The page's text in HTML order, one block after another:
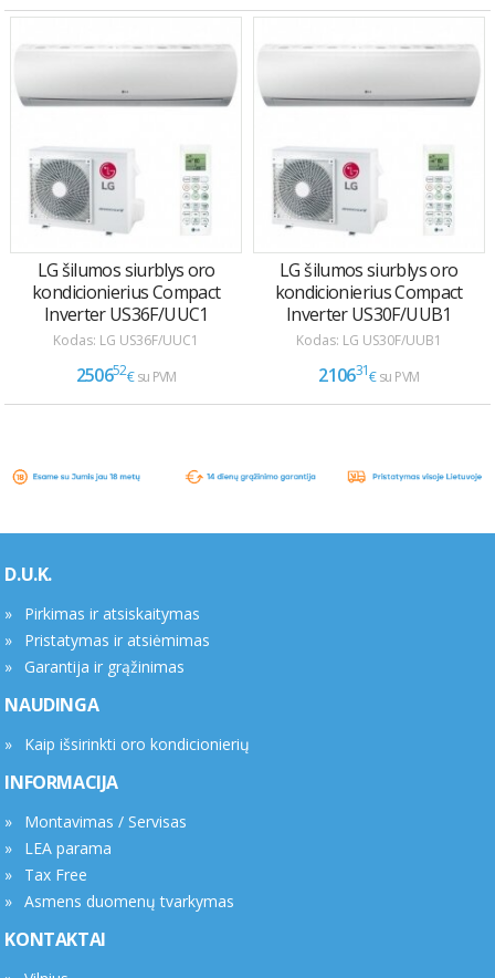
D.U.K.
Pirkimas ir atsiskaitymas
Pristatymas ir atsiėmimas
Garantija ir grąžinimas
NAUDINGA
Kaip išsirinkti oro kondicionierių
INFORMACIJA
Montavimas / Servisas
LEA parama
Tax Free
Asmens duomenų tvarkymas
KONTAKTAI